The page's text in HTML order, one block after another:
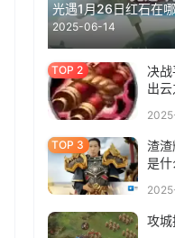
光遇1月26日红石在
2025-06-14
决
出
渣
是
攻城